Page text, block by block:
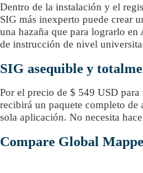
Dentro de la instalación y el
SIG más inexperto puede crear
una hazaña que para lograrlo en
de instrucción de nivel
SIG asequible y
Por el precio de $ 549 USD
recibirá un paquete completo de
sola aplicación. No necesita
Compare Global